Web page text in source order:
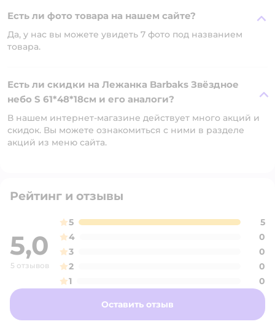
Есть ли фото товара на нашем сайте?
Да, у нас вы можете увидеть 7 фото под названием
товара.
Есть ли скидки на Лежанка Barbaks Звёздное
небо S 61*48*18см и его аналоги?
В нашем интернет-магазине действует много акций и
скидок. Вы можете ознакомиться с ними в разделе
акций из меню сайта.
Рейтинг и отзывы
5,0
5 отзывов
5
5
4
0
3
0
2
0
1
0
Оставить отзыв